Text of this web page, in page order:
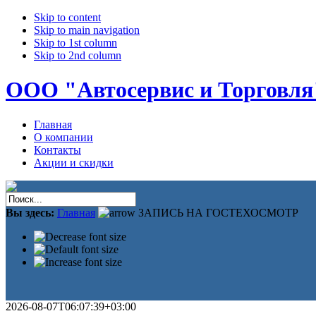
Skip to content
Skip to main navigation
Skip to 1st column
Skip to 2nd column
ООО "Автосервис и
Главная
О компании
Контакты
Акции и скидки
Вы здесь: Главная ЗАПИСЬ НА ГОСТЕХОСМОТР
2026-08-07T06:07:39+03:00